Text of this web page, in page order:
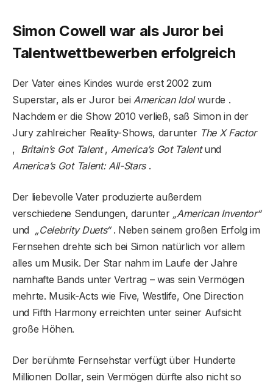
Simon Cowell war als Juror bei
Talentwettbewerben erfolgreich
Der Vater eines Kindes wurde erst 2002 zum
Superstar, als er Juror beiAmerican Idolwurde .
Nachdem er die Show 2010 verließ, saß Simon in der
Jury zahlreicher Reality-Shows, darunter The X Factor
, Britain’s Got Talent, America’s Got Talentund
America’s Got Talent: All-Stars.
Der liebevolle Vater produzierte außerdem
verschiedene Sendungen, darunter „American Inventor“
und „Celebrity Duets“. Neben seinem großen Erfolg im
Fernsehen drehte sich bei Simon natürlich vor allem
alles um Musik. Der Star nahm im Laufe der Jahre
namhafte Bands unter Vertrag – was sein Vermögen
mehrte. Musik-Acts wie Five, Westlife, One Direction
und Fifth Harmony erreichten unter seiner Aufsicht
große Höhen.
Der berühmte Fernsehstar verfügt über Hunderte
Millionen Dollar, sein Vermögen dürfte also nicht so